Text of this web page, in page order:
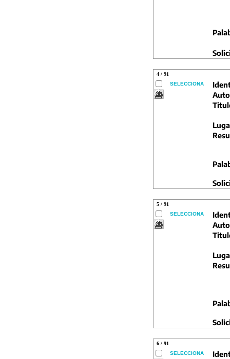
4 / 91
SELECCIONA
5 / 91
SELECCIONA
6 / 91
SELECCIONA